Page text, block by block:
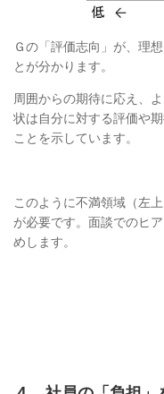
Ｇの「評価志向」が、理
とが分かります。
周囲からの期待に応え、
状は自分に対する評価や
ことを示しています。
このように不満領域（左
が必要です。面談でのヒ
めします。